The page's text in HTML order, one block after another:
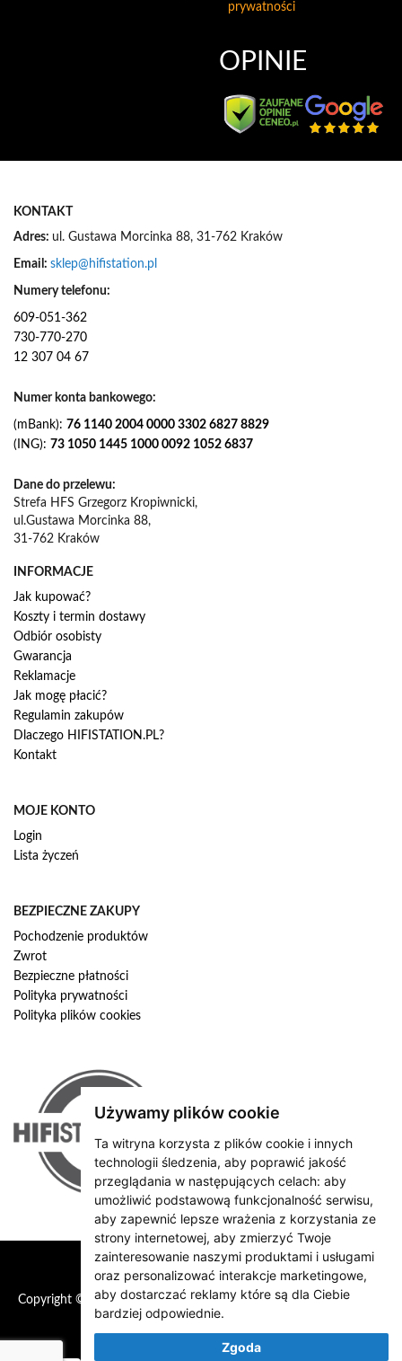
Używamy plików cookie
Ta witryna korzysta z plików cookie i innych
technologii śledzenia, aby poprawić jakość
przeglądania w następujących celach: aby
umożliwić podstawową funkcjonalność serwisu,
aby zapewnić lepsze wrażenia z korzystania ze
strony internetowej, aby zmierzyć Twoje
zainteresowanie naszymi produktami i usługami
oraz personalizować interakcje marketingowe,
aby dostarczać reklamy które są dla Ciebie
bardziej odpowiednie.
Zgoda
b
j
n
s
z
e
e
prywatności
OPINIE
KONTAKT
Adres: ul. Gustawa Morcinka 88, 31-762 Kraków
Email: sklep@hifistation.pl
Numery telefonu:
609-051-362
730-770-270
12 307 04 67
Numer konta bankowego:
(mBank): 76 1140 2004 0000 3302 6827 8829
(ING): 73 1050 1445 1000 0092 1052 6837
Dane do przelewu:
Strefa HFS Grzegorz Kropiwnicki,
ul.Gustawa Morcinka 88,
31-762 Kraków
INFORMACJE
Jak kupować?
Koszty i termin dostawy
Odbiór osobisty
Gwarancja
Reklamacje
Jak mogę płacić?
Regulamin zakupów
Dlaczego HIFISTATION.PL?
Kontakt
MOJE KONTO
Login
Lista życzeń
BEZPIECZNE ZAKUPY
Pochodzenie produktów
Zwrot
Bezpieczne płatności
Polityka prywatności
Polityka plików cookies
Copyright © 2026 HiFiStation